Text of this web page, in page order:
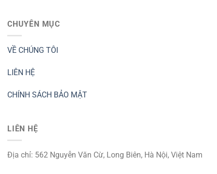
CHUYÊN MỤC
VỀ CHÚNG TÔI
LIÊN HỆ
CHÍNH SÁCH BẢO MẬT
LIÊN HỆ
Địa chỉ: 562 Nguyễn Văn Cừ, Long Biên, Hà Nội, Việt Nam